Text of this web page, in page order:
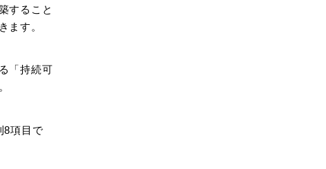
すること
ます。
「持続可
8項目で